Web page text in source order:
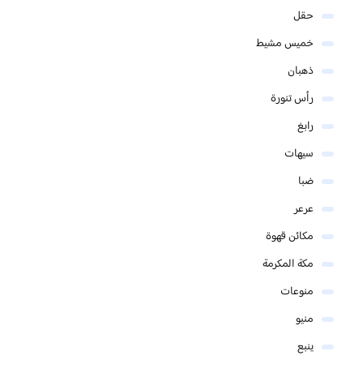
حقل
خميس مشيط
ذهبان
رأس تنورة
رابغ
سيهات
ضبا
عرعر
مكائن قهوة
مكة المكرمة
منوعات
منيو
ينبع